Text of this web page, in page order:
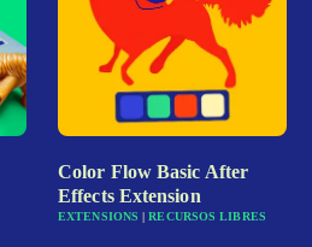
Color Flow Basic After
Effects Extension
EXTENSIONS |RECURSOS LIBRES